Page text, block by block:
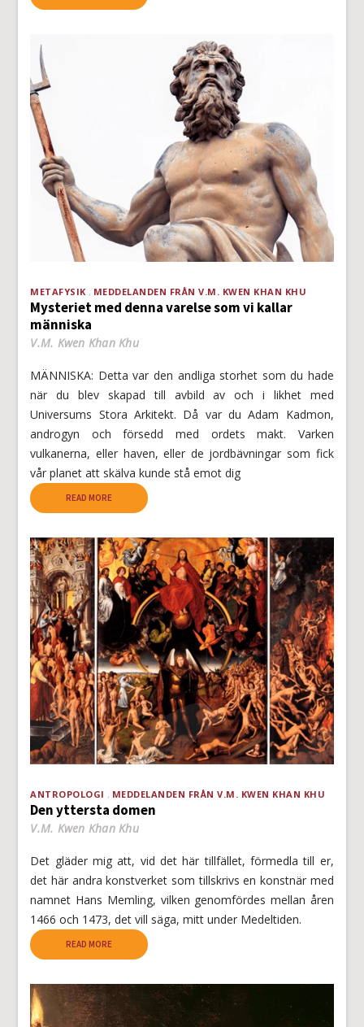
METAFYSIK MEDDELANDEN FRÅN V.M. KWEN KHAN KHU
Mysteriet med denna varelse som vi kallar
människa
V.M. Kwen Khan Khu
MÄNNISKA: Detta var den andliga storhet som du hade
när du blev skapad till avbild av och i likhet med
Universums Stora Arkitekt. Då var du Adam Kadmon,
androgyn och försedd med ordets makt. Varken
vulkanerna, eller haven, eller de jordbävningar som fick
vår planet att skälva kunde stå emot dig
READ MORE
ANTROPOLOGI MEDDELANDEN FRÅN V.M. KWEN KHAN KHU
Den yttersta domen
V.M. Kwen Khan Khu
Det gläder mig att, vid det här tillfället, förmedla till er,
det här andra konstverket som tillskrivs en konstnär med
namnet Hans Memling, vilken genomfördes mellan åren
1466 och 1473, det vill säga, mitt under Medeltiden.
READ MORE